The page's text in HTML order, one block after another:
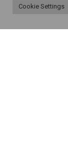
Cookie Settings